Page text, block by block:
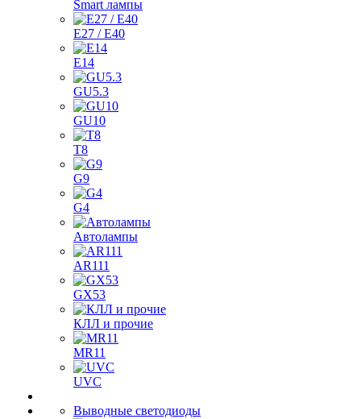
Smart лампы
E27 / E40
E14
GU5.3
GU10
T8
G9
G4
Автолампы
AR111
GX53
КЛЛ и прочие
MR11
UVC
Выводные светодиоды